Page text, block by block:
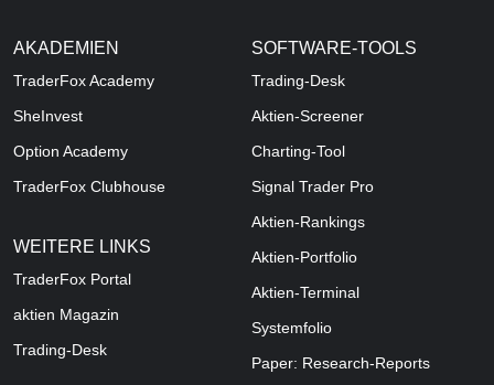
AKADEMIEN
TraderFox Academy
SheInvest
Option Academy
TraderFox Clubhouse
WEITERE LINKS
TraderFox Portal
aktien Magazin
Trading-Desk
SOFTWARE-TOOLS
Trading-Desk
Aktien-Screener
Charting-Tool
Signal Trader Pro
Aktien-Rankings
Aktien-Portfolio
Aktien-Terminal
Systemfolio
Paper: Research-Reports